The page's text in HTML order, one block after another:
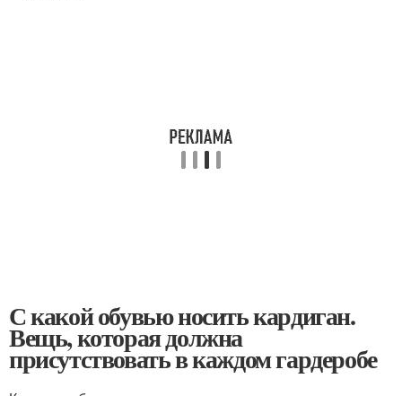
С какой обувью носить кардиган.
Вещь, которая должна
присутствовать в каждом гардеробе